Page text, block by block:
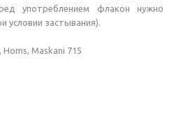
употреблением флакон нужно
условии застывания).
Homs, Maskani 715